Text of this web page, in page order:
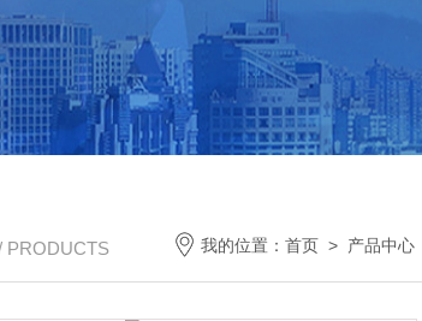
PRODUCTS 我的位置： 首页 > 产品中心